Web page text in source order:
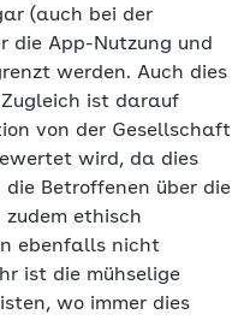
(auch bei der
die App-Nutzung und
werden. Auch dies
ist darauf
von der Gesellschaft
wird, da dies
Betroffenen über die
zudem ethisch
ebenfalls nicht
ist die mühselige
wo immer dies